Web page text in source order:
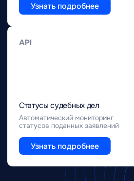
Узнать подробнее
Статусы судебных дел
Автоматический мониторинг
статусов поданных заявлений
Узнать подробнее